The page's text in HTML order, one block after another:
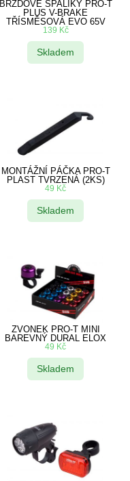
BRZDOVÉ ŠPALÍKY PRO-T
PLUS V-BRAKE
TŘÍSMĚSOVÁ EVO 65V
139 Kč
Skladem
MONTÁŽNÍ PÁČKA PRO-T
PLAST TVRZENÁ (2KS)
49 Kč
Skladem
ZVONEK PRO-T MINI
BAREVNÝ DURAL ELOX
49 Kč
Skladem